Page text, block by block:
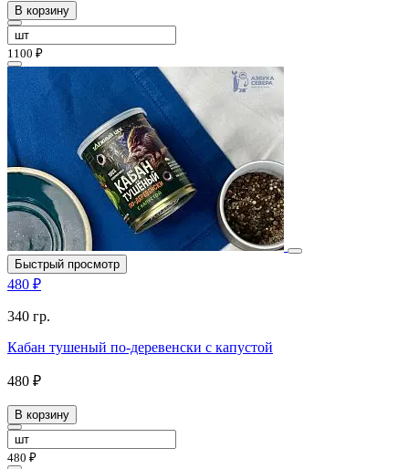
В корзину
1100 ₽
Быстрый просмотр
480 ₽
340 гр.
Кабан тушеный по-деревенски с капустой
480 ₽
В корзину
480 ₽